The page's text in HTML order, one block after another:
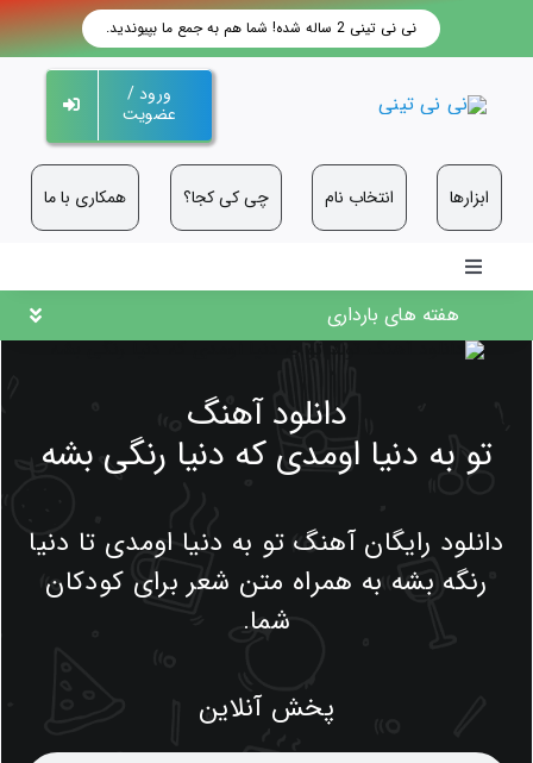
نی نی تینی 2 ساله شده! شما هم به جمع ما بپیوندید.
ورود /
عضویت
ابزارها انتخاب نام چی کی کجا؟ همکاری با ما
Toggle
Navigation
هفته های بارداری
دانلود آهنگ
تو به دنیا اومدی که دنیا رنگی بشه
دانلود رایگان آهنگ تو به دنیا اومدی تا دنیا
رنگه بشه به همراه متن شعر برای کودکان
شما.
پخش آنلاین